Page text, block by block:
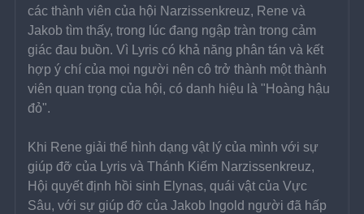
các thành viên của hội Narzissenkreuz, Rene và
Jakob tìm thấy, trong lúc đang ngập tràn trong cảm
giác đau buồn. Vì Lyris có khả năng phân tán và kết
hợp ý chí của mọi người nên cô trở thành một thành
viên quan trọng của hội, có danh hiệu là "Hoàng hậu
đỏ".
Khi Rene giải thể hình dạng vật lý của mình với sự
giúp đỡ của Lyris và Thánh Kiếm Narzissenkreuz,
Hội quyết định hồi sinh Elynas, quái vật của Vực
Sâu, với sự giúp đỡ của Jakob Ingold người đã hấp